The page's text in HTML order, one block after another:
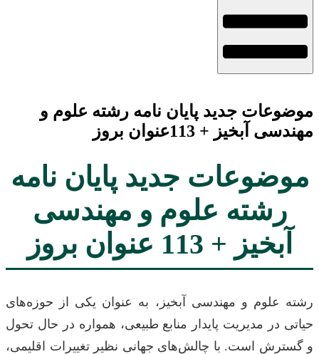
موضوعات جدید پایان نامه رشته علوم و
مهندسی آبخیز + 113عنوان بروز
موضوعات جدید پایان نامه
رشته علوم و مهندسی
آبخیز + 113 عنوان بروز
رشته علوم و مهندسی آبخیز، به عنوان یکی از حوزه‌های
حیاتی در مدیریت پایدار منابع طبیعی، همواره در حال تحول
و گسترش است. با چالش‌های جهانی نظیر تغییرات اقلیمی،